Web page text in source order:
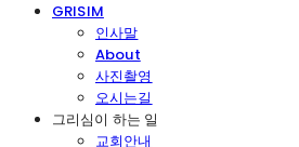
GRISIM
인사말
About
사진촬영
오시는길
그리심이 하는 일
교회안내